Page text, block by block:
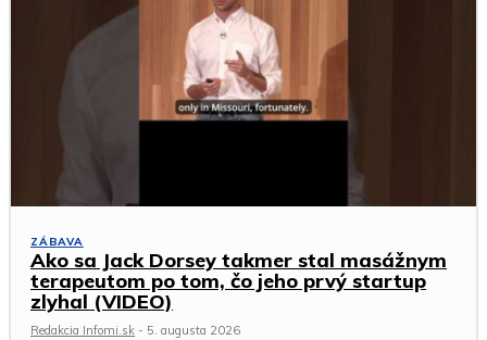
ZÁBAVA
Ako sa Jack Dorsey takmer stal masážnym
terapeutom po tom, čo jeho prvý startup
zlyhal (VIDEO)
Redakcia Infomi.sk - 5. augusta 2026